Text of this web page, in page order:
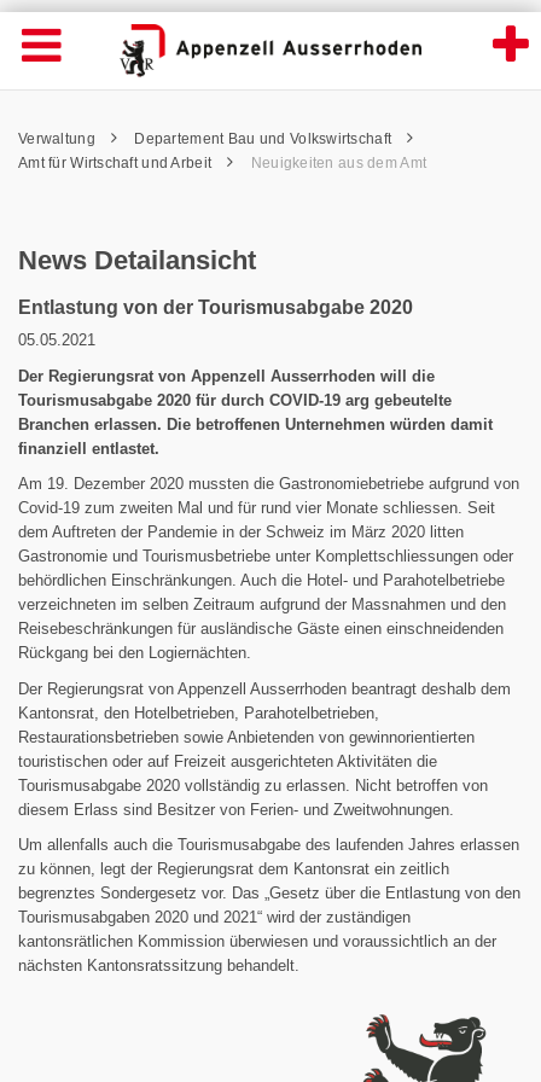
News Detailansicht - Appenzell
Wichtige
Seiten
Home
Inhalt
Kontakt
Navigation öffnen
Inhalt
Pfadnavigation
Verwaltung
Departement Bau und Volkswirtschaft
Amt für Wirtschaft und Arbeit
Neuigkeiten aus dem Amt
News Detailansicht
Entlastung von der Tourismusabgabe 2020
05.05.2021
Der Regierungsrat von Appenzell Ausserrhoden will die
Tourismusabgabe 2020 für durch COVID-19 arg gebeutelte
Branchen erlassen. Die betroffenen Unternehmen würden damit
finanziell entlastet.
Am 19. Dezember 2020 mussten die Gastronomiebetriebe aufgrund von
Covid-19 zum zweiten Mal und für rund vier Monate schliessen. Seit
dem Auftreten der Pandemie in der Schweiz im März 2020 litten
Gastronomie und Tourismusbetriebe unter Komplettschliessungen oder
behördlichen Einschränkungen. Auch die Hotel- und Parahotelbetriebe
verzeichneten im selben Zeitraum aufgrund der Massnahmen und den
Reisebeschränkungen für ausländische Gäste einen einschneidenden
Rückgang bei den Logiernächten.
Der Regierungsrat von Appenzell Ausserrhoden beantragt deshalb dem
Kantonsrat, den Hotelbetrieben, Parahotelbetrieben,
Restaurationsbetrieben sowie Anbietenden von gewinnorientierten
touristischen oder auf Freizeit ausgerichteten Aktivitäten die
Tourismusabgabe 2020 vollständig zu erlassen. Nicht betroffen von
diesem Erlass sind Besitzer von Ferien- und Zweitwohnungen.
Um allenfalls auch die Tourismusabgabe des laufenden Jahres erlassen
zu können, legt der Regierungsrat dem Kantonsrat ein zeitlich
begrenztes Sondergesetz vor. Das „Gesetz über die Entlastung von den
Tourismusabgaben 2020 und 2021“ wird der zuständigen
kantonsrätlichen Kommission überwiesen und voraussichtlich an der
nächsten Kantonsratssitzung behandelt.